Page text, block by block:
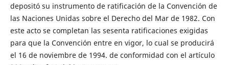
depositó su instrumento de ratificación de la Convención de
las Naciones Unidas sobre el Derecho del Mar de 1982. Con
este acto se completan las sesenta ratificaciones exigidas
para que la Convención entre en vigor, lo cual se producirá
el 16 de noviembre de 1994. de conformidad con el artículo